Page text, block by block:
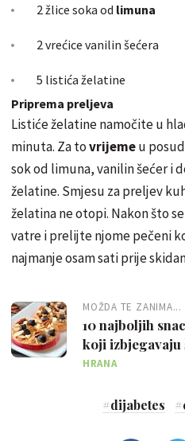
2 žlice soka od limuna
2 vrećice vanilin šećera
5 listića želatine
Priprema preljeva
Listiće želatine namočite u
minuta. Za tovrijemeu
sok od limuna, vanilin šećer i
želatine. Smjesu za preljev
želatina ne otopi. Nakon što
vatre i prelijte njome pečeni
najmanje osam sati prije
MOŽDA TE ZANIMA...
10 najboljih
koji izbjegavaju
HRANA
#dijabetes #